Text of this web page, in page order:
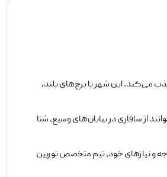
می‌کند. این شهر با برج‌های بلند،
از سافاری در بیابان‌های وسیع، شنا
و نیازهای خود، تیم متخصص توربین